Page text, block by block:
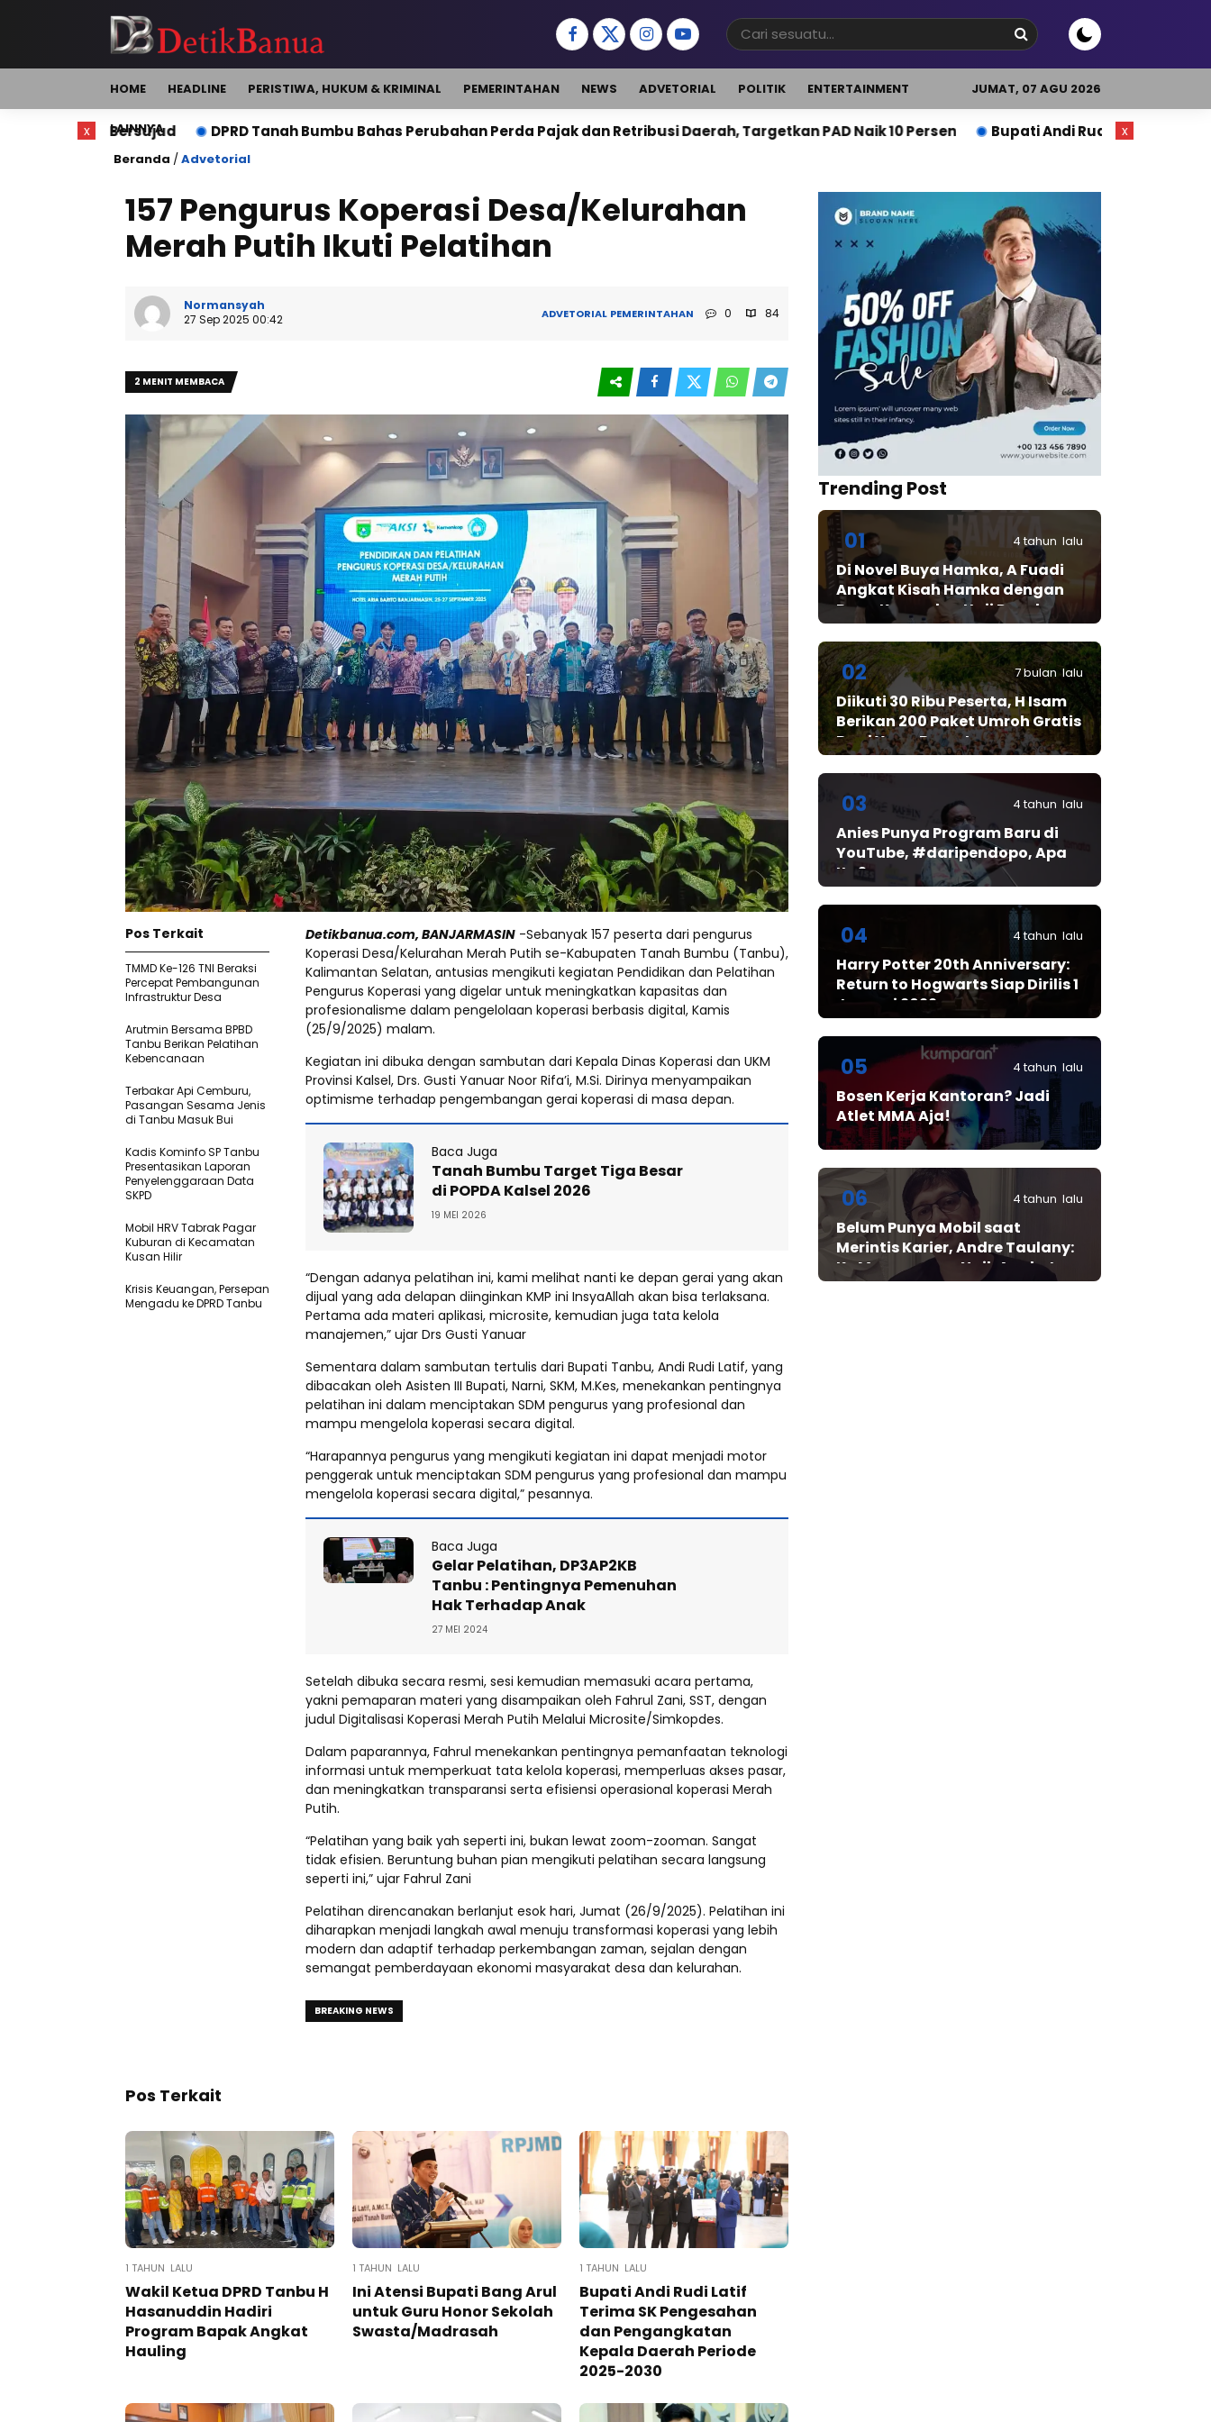
HOME HEADLINE PERISTIWA, HUKUM & KRIMINAL PEMERINTAHAN NEWS ADVETORIAL POLITIK ENTERTAINMENT
LAINNYA
JUMAT, 07 AGU 2026
DPRD Tanah Bumbu Bahas Perubahan Perda Pajak dan Retribusi Daerah, Targetkan PAD Naik 10 Persen Bupati Andi Rudi Latif Dorong Produktivitas
Beranda /Advetorial
157 Pengurus Koperasi Desa/Kelurahan
Merah Putih Ikuti Pelatihan
Normansyah
27 Sep 2025 00:42
ADVETORIAL PEMERINTAHAN 0 84
2 MENIT MEMBACA
Detikbanua.com, BANJARMASIN -Sebanyak 157 peserta dari pengurus
Koperasi Desa/Kelurahan Merah Putih se-Kabupaten Tanah Bumbu (Tanbu),
Kalimantan Selatan, antusias mengikuti kegiatan Pendidikan dan Pelatihan
Pengurus Koperasi yang digelar untuk meningkatkan kapasitas dan
profesionalisme dalam pengelolaan koperasi berbasis digital, Kamis
(25/9/2025) malam.
Kegiatan ini dibuka dengan sambutan dari Kepala Dinas Koperasi dan UKM
Provinsi Kalsel, Drs. Gusti Yanuar Noor Rifa’i, M.Si. Dirinya menyampaikan
optimisme terhadap pengembangan gerai koperasi di masa depan.
Baca Juga
Tanah Bumbu Target Tiga Besar
di POPDA Kalsel 2026
19 MEI 2026
“Dengan adanya pelatihan ini, kami melihat nanti ke depan gerai yang akan
dijual yang ada delapan diinginkan KMP ini InsyaAllah akan bisa terlaksana.
Pertama ada materi aplikasi, microsite, kemudian juga tata kelola
manajemen,” ujar Drs Gusti Yanuar
Sementara dalam sambutan tertulis dari Bupati Tanbu, Andi Rudi Latif, yang
dibacakan oleh Asisten III Bupati, Narni, SKM, M.Kes, menekankan pentingnya
pelatihan ini dalam menciptakan SDM pengurus yang profesional dan
mampu mengelola koperasi secara digital.
“Harapannya pengurus yang mengikuti kegiatan ini dapat menjadi motor
penggerak untuk menciptakan SDM pengurus yang profesional dan mampu
mengelola koperasi secara digital,” pesannya.
Baca Juga
Gelar Pelatihan, DP3AP2KB
Tanbu : Pentingnya Pemenuhan
Hak Terhadap Anak
27 MEI 2024
Setelah dibuka secara resmi, sesi kemudian memasuki acara pertama,
yakni pemaparan materi yang disampaikan oleh Fahrul Zani, SST, dengan
judul Digitalisasi Koperasi Merah Putih Melalui Microsite/Simkopdes.
Dalam paparannya, Fahrul menekankan pentingnya pemanfaatan teknologi
informasi untuk memperkuat tata kelola koperasi, memperluas akses pasar,
dan meningkatkan transparansi serta efisiensi operasional koperasi Merah
Putih.
“Pelatihan yang baik yah seperti ini, bukan lewat zoom-zooman. Sangat
tidak efisien. Beruntung buhan pian mengikuti pelatihan secara langsung
seperti ini,” ujar Fahrul Zani
Pelatihan direncanakan berlanjut esok hari, Jumat (26/9/2025). Pelatihan ini
diharapkan menjadi langkah awal menuju transformasi koperasi yang lebih
modern dan adaptif terhadap perkembangan zaman, sejalan dengan
semangat pemberdayaan ekonomi masyarakat desa dan kelurahan.
BREAKING NEWS
Pos Terkait
TMMD Ke-126 TNI Beraksi
Percepat Pembangunan
Infrastruktur Desa
Arutmin Bersama BPBD
Tanbu Berikan Pelatihan
Kebencanaan
Terbakar Api Cemburu,
Pasangan Sesama Jenis
di Tanbu Masuk Bui
Kadis Kominfo SP Tanbu
Presentasikan Laporan
Penyelenggaraan Data
SKPD
Mobil HRV Tabrak Pagar
Kuburan di Kecamatan
Kusan Hilir
Krisis Keuangan, Persepan
Mengadu ke DPRD Tanbu
Pos Terkait
1 TAHUN LALU
Wakil Ketua DPRD Tanbu H
Hasanuddin Hadiri
Program Bapak Angkat
Hauling
1 TAHUN LALU
Ini Atensi Bupati Bang Arul
untuk Guru Honor Sekolah
Swasta/Madrasah
1 TAHUN LALU
Bupati Andi Rudi Latif
Terima SK Pengesahan
dan Pengangkatan
Kepala Daerah Periode
2025-2030
Trending Post
01 4 tahun lalu
Di Novel Buya Hamka, A Fuadi
Angkat Kisah Hamka dengan
Bung Karno dan Haji Rasul
02 7 bulan lalu
Diikuti 30 Ribu Peserta, H Isam
Berikan 200 Paket Umroh Gratis
Bagi Yang Beruntung
03 4 tahun lalu
Anies Punya Program Baru di
YouTube, #daripendopo, Apa
Itu?
04 4 tahun lalu
Harry Potter 20th Anniversary:
Return to Hogwarts Siap Dirilis 1
Januari 2022
05 4 tahun lalu
Bosen Kerja Kantoran? Jadi
Atlet MMA Aja!
06 4 tahun lalu
Belum Punya Mobil saat
Merintis Karier, Andre Taulany:
Ke Mana-mana Naik Angkot
x x